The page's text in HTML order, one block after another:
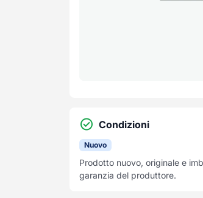
Condizioni
Nuovo
Prodotto nuovo, originale e
garanzia del produttore.